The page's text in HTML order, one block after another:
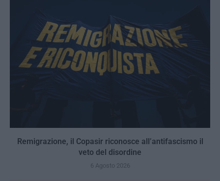
Remigrazione, il Copasir riconosce all’antifascismo il
veto del disordine
6 Agosto 2026